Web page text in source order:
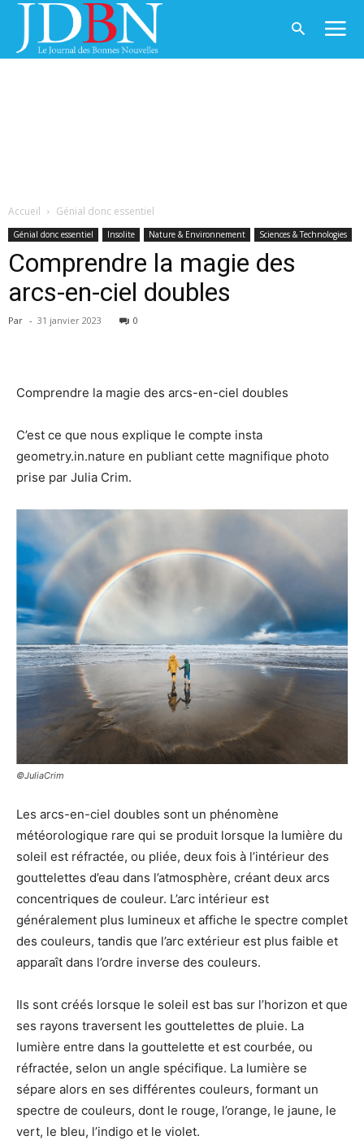
Accueil Génial donc essentiel
Génial donc essentiel Insolite Nature & Environnement Sciences & Technologies
Comprendre la magie des
arcs-en-ciel doubles
Par - 31 janvier 2023 0
Comprendre la magie des arcs-en-ciel doubles
C’est ce que nous explique le compte insta
geometry.in.nature en publiant cette magnifique photo
prise par Julia Crim.
©JuliaCrim
Les arcs-en-ciel doubles sont un phénomène
météorologique rare qui se produit lorsque la lumière du
soleil est réfractée, ou pliée, deux fois à l’intérieur des
gouttelettes d’eau dans l’atmosphère, créant deux arcs
concentriques de couleur. L’arc intérieur est
généralement plus lumineux et affiche le spectre complet
des couleurs, tandis que l’arc extérieur est plus faible et
apparaît dans l’ordre inverse des couleurs.
Ils sont créés lorsque le soleil est bas sur l’horizon et que
ses rayons traversent les gouttelettes de pluie. La
lumière entre dans la gouttelette et est courbée, ou
réfractée, selon un angle spécifique. La lumière se
sépare alors en ses différentes couleurs, formant un
spectre de couleurs, dont le rouge, l’orange, le jaune, le
vert, le bleu, l’indigo et le violet.